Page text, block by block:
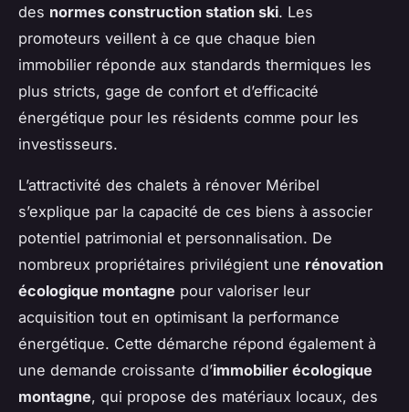
des normes construction station ski. Les
promoteurs veillent à ce que chaque bien
immobilier réponde aux standards thermiques les
plus stricts, gage de confort et d’efficacité
énergétique pour les résidents comme pour les
investisseurs.
L’attractivité des chalets à rénover Méribel
s’explique par la capacité de ces biens à associer
potentiel patrimonial et personnalisation. De
nombreux propriétaires privilégient une rénovation
écologique montagne pour valoriser leur
acquisition tout en optimisant la performance
énergétique. Cette démarche répond également à
une demande croissante d’immobilier écologique
montagne, qui propose des matériaux locaux, des